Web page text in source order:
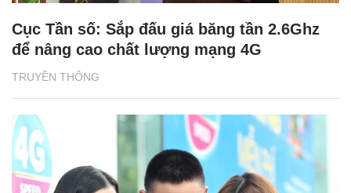
TRUYỀN THÔNG
Cục Tần số: Sắp đấu giá băng tần 2.6Ghz
để nâng cao chất lượng mạng 4G